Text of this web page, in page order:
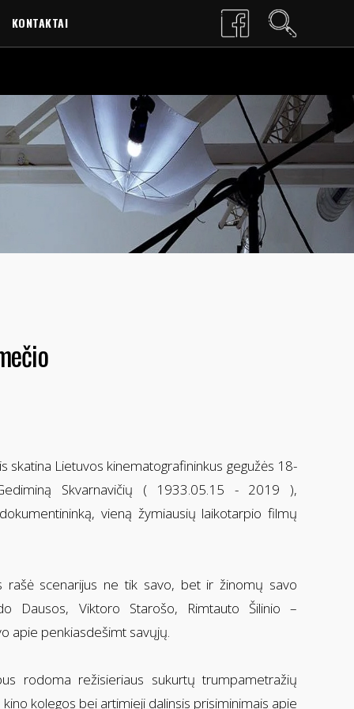
KONTAKTAI
skatina Lietuvos kinematografininkus gegužės 18-
Skvarnavičių ( 1933.05.15 - 2019 ),
vieną žymiausių laikotarpio filmų
rašė scenarijus ne tik savo, bet ir žinomų savo
Dausos, Viktoro Starošo, Rimtauto Šilinio –
apie penkiasdešimt savųjų.
rodoma režisieriaus sukurtų trumpametražių
kolegos bei artimieji dalinsis prisiminimais apie